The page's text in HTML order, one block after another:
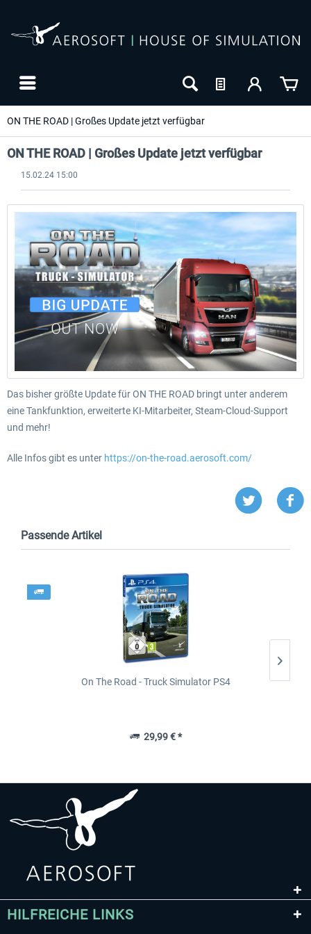
ON THE ROAD | Großes Update jetzt verfügbar
ON THE ROAD | Großes Update jetzt verfügbar
15.02.24 15:00
Das bisher größte Update für ON THE ROAD bringt unter anderem
eine Tankfunktion, erweiterte KI-Mitarbeiter, Steam-Cloud-Support
und mehr!
Alle Infos gibt es unter https://on-the-road.aerosoft.com/
Passende Artikel
On The Road - Truck Simulator PS4
29,99 € *
HILFREICHE LINKS